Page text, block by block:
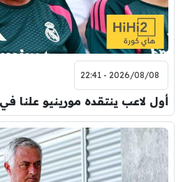
2026/08/08 - 22:41
أول لاعب ينتقده مورينيو علنا